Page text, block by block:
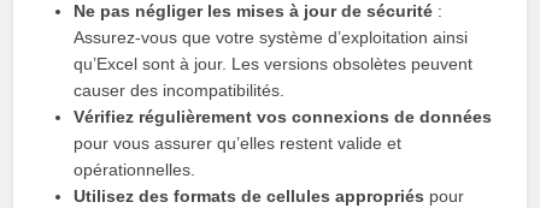
Ne pas négliger les mises à jour de sécurité :
Assurez-vous que votre système d’exploitation ainsi
qu’Excel sont à jour. Les versions obsolètes peuvent
causer des incompatibilités.
Vérifiez régulièrement vos connexions de données
pour vous assurer qu’elles restent valide et
opérationnelles.
Utilisez des formats de cellules appropriés pour